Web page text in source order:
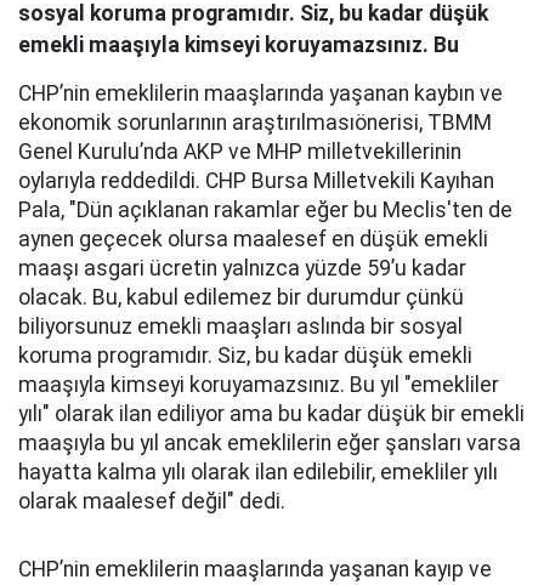
sosyal koruma programıdır. Siz, bu kadar düşük
emekli maaşıyla kimseyi koruyamazsınız. Bu
CHP’nin emeklilerin maaşlarında yaşanan kaybın ve
ekonomik sorunlarının araştırılmasıönerisi, TBMM
Genel Kurulu’nda AKP ve MHP milletvekillerinin
oylarıyla reddedildi. CHP Bursa Milletvekili Kayıhan
Pala, "Dün açıklanan rakamlar eğer bu Meclis'ten de
aynen geçecek olursa maalesef en düşük emekli
maaşı asgari ücretin yalnızca yüzde 59’u kadar
olacak. Bu, kabul edilemez bir durumdur çünkü
biliyorsunuz emekli maaşları aslında bir sosyal
koruma programıdır. Siz, bu kadar düşük emekli
maaşıyla kimseyi koruyamazsınız. Bu yıl "emekliler
yılı" olarak ilan ediliyor ama bu kadar düşük bir emekli
maaşıyla bu yıl ancak emeklilerin eğer şansları varsa
hayatta kalma yılı olarak ilan edilebilir, emekliler yılı
olarak maalesef değil" dedi.
CHP’nin emeklilerin maaşlarında yaşanan kayıp ve